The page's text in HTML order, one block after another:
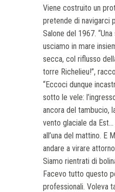
Viene costruito un
pretende di navigarci
Salone del 1967.
usciamo in mare
secca, col riflusso
torre Richelieu!”,
“Eccoci dunque
sotto le vele:
ancora del tambucio,
vento glaciale da
all’una del mattino. E
andare a virare
Siamo rientrati di
Facevo tutto questo
professionali. Voleva